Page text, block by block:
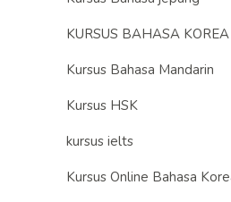
KURSUS BAHASA KOREA
Kursus Bahasa Mandarin
Kursus HSK
kursus ielts
Kursus Online Bahasa